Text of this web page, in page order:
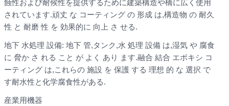
蝕性および耐候性を提供するために建築構造や橋に広く使用
されています.頑丈 な コーティング の 形成 は,構造物 の 耐久
性 と 耐磨 性 を 効果的に 向上 さ せる.
地下 水処理 設備: 地下 管,タンク,水 処理 設備 は,湿気 や 腐食
に 脅か さ れる こと が よく あり ます.融合 結合 エポキシ コ
ーティング は,これらの 施設 を 保護 する 理想 的 な 選択 で
す耐水性と化学腐食性がある.
産業用機器